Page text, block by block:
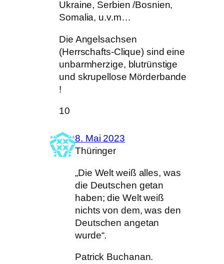
Ukraine, Serbien /Bosnien,
Somalia, u.v.m…
Die Angelsachsen
(Herrschafts-Clique) sind eine
unbarmherzige, blutrünstige
und skrupellose Mörderbande
!
10
8. Mai 2023
Thüringer
„Die Welt weiß alles, was
die Deutschen getan
haben; die Welt weiß
nichts von dem, was den
Deutschen angetan
wurde“.
Patrick Buchanan.